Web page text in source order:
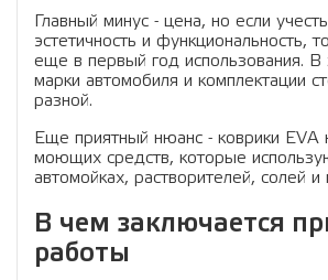
Главный минус - цена, но если
эстетичность и функциональность,
еще в первый год использования. В
марки автомобиля и комплектации
разной.
Еще приятный нюанс - коврики EVA
моющих средств, которые
автомойках, растворителей, солей и
В чем заключается
работы